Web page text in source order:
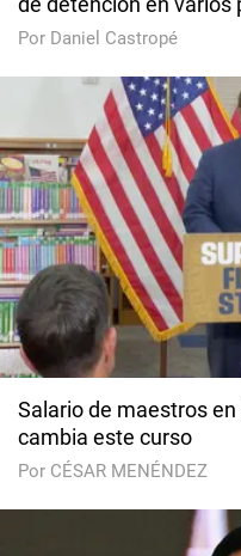
Por Daniel Castropé
Salario de maestros
cambia este curso
Por CÉSAR MENÉNDEZ